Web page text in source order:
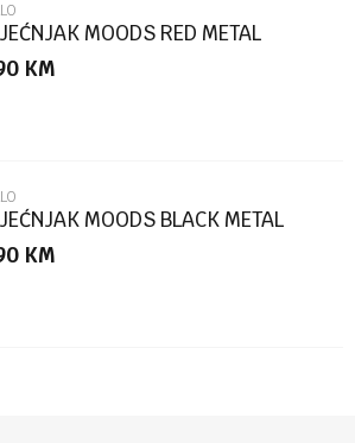
MOODS RED METAL
KM
MOODS BLACK METAL
KM